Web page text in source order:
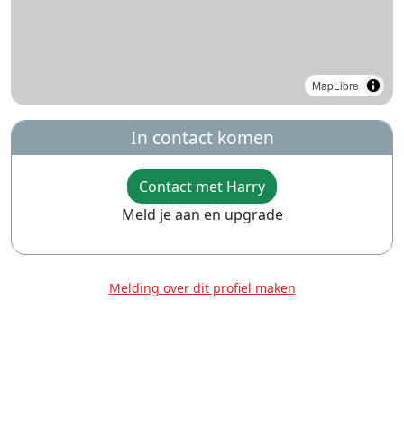
MapLibre
In contact komen
Contact met Harry
Meld je aan en upgrade
Melding over dit profiel maken